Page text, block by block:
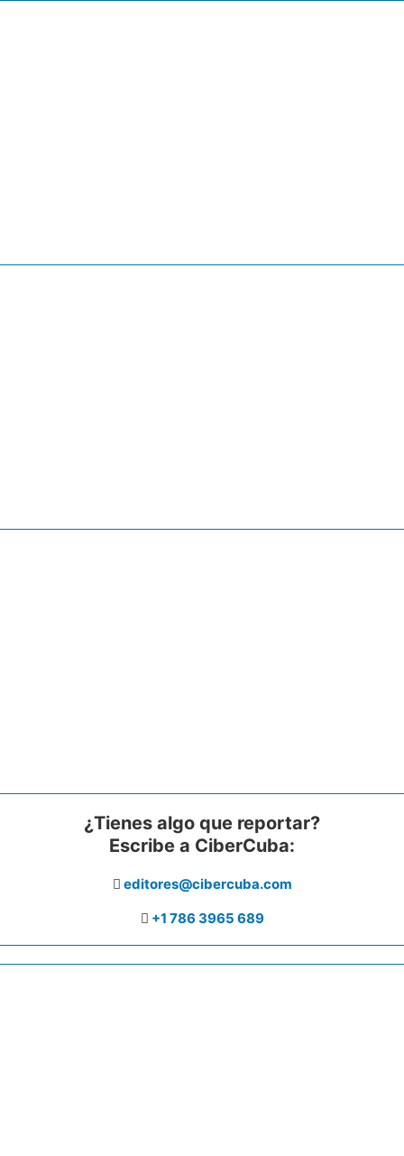
¿Tienes algo que reportar?
Escribe a CiberCuba:
editores@cibercuba.com
+1 786 3965 689